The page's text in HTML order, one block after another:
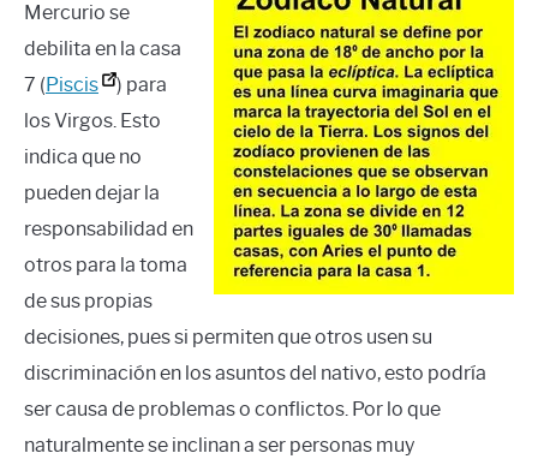
Mercurio se
debilita en la casa
7 (Piscis
) para
los Virgos. Esto
indica que no
pueden dejar la
responsabilidad en
otros para la toma
de sus propias
decisiones, pues si permiten que otros usen su
discriminación en los asuntos del nativo, esto podría
ser causa de problemas o conflictos. Por lo que
naturalmente se inclinan a ser personas muy